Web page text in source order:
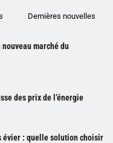
Dernières nouvelles
nouveau marché du
des prix de l’énergie
évier : quelle solution choisir